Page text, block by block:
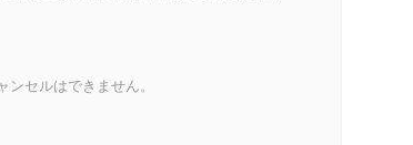
セルはできません。